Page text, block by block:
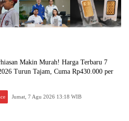
Makin Murah! Harga Terbaru 7
Turun Tajam, Cuma Rp430.000 per
Jumat, 7 Agu 2026 13:18 WIB